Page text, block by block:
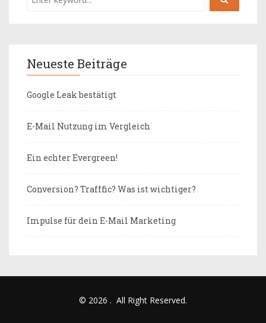
Neueste Beiträge
Google Leak bestätigt
E-Mail Nutzung im Vergleich
Ein echter Evergreen!
Conversion? Trafffic? Was ist wichtiger?
Impulse für dein E-Mail Marketing
© 2026 . All Right Reserved.